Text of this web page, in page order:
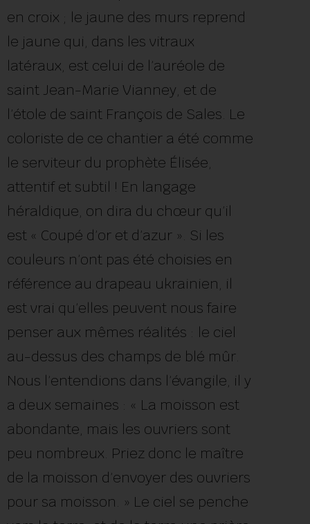
en croix ; le jaune des murs reprend
le jaune qui, dans les vitraux
latéraux, est celui de l’auréole de
saint Jean-Marie Vianney, et de
l’étole de saint François de Sales. Le
coloriste de ce chantier a été comme
le serviteur du prophète Élisée,
attentif et subtil ! En langage
héraldique, on dira du chœur qu’il
est « Coupé d’or et d’azur ». Si les
couleurs n’ont pas été choisies en
référence au drapeau ukrainien, il
est vrai qu’elles peuvent nous faire
penser aux mêmes réalités : le ciel
au-dessus des champs de blé mûr.
Nous l’entendions dans l’évangile, il y
a deux semaines : « La moisson est
abondante, mais les ouvriers sont
peu nombreux. Priez donc le maître
de la moisson d’envoyer des ouvriers
pour sa moisson. » Le ciel se penche